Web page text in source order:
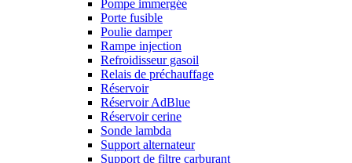
Pompe immergée
Porte fusible
Poulie damper
Rampe injection
Refroidisseur gasoil
Relais de préchauffage
Réservoir
Réservoir AdBlue
Réservoir cerine
Sonde lambda
Support alternateur
Support de filtre carburant